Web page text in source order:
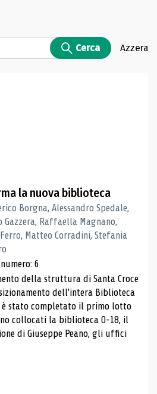
Cerca Azzera
la nuova biblioteca
Borgna, Alessandro Spedale,
Gazzera, Raffaella Magnano,
Matteo Corradini, Stefania
6
della struttura di Santa Croce
dell'intera Biblioteca
è stato completato il primo lotto
collocati la biblioteca 0-18, il
di Giuseppe Peano, gli uffici